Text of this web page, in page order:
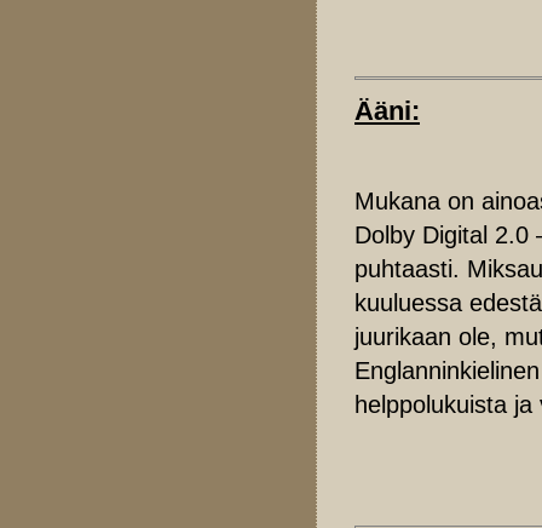
Ääni:
Mukana on
Dolby Digital 2.0
puhtaasti.
kuuluessa
juurikaan ole,
helppolukuista